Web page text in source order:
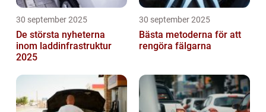
30 september 2025
De största nyheterna
inom laddinfrastruktur
2025
30 september 2025
Bästa metoderna för att
rengöra fälgarna